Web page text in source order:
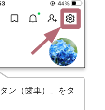
ン（歯車）」をタ